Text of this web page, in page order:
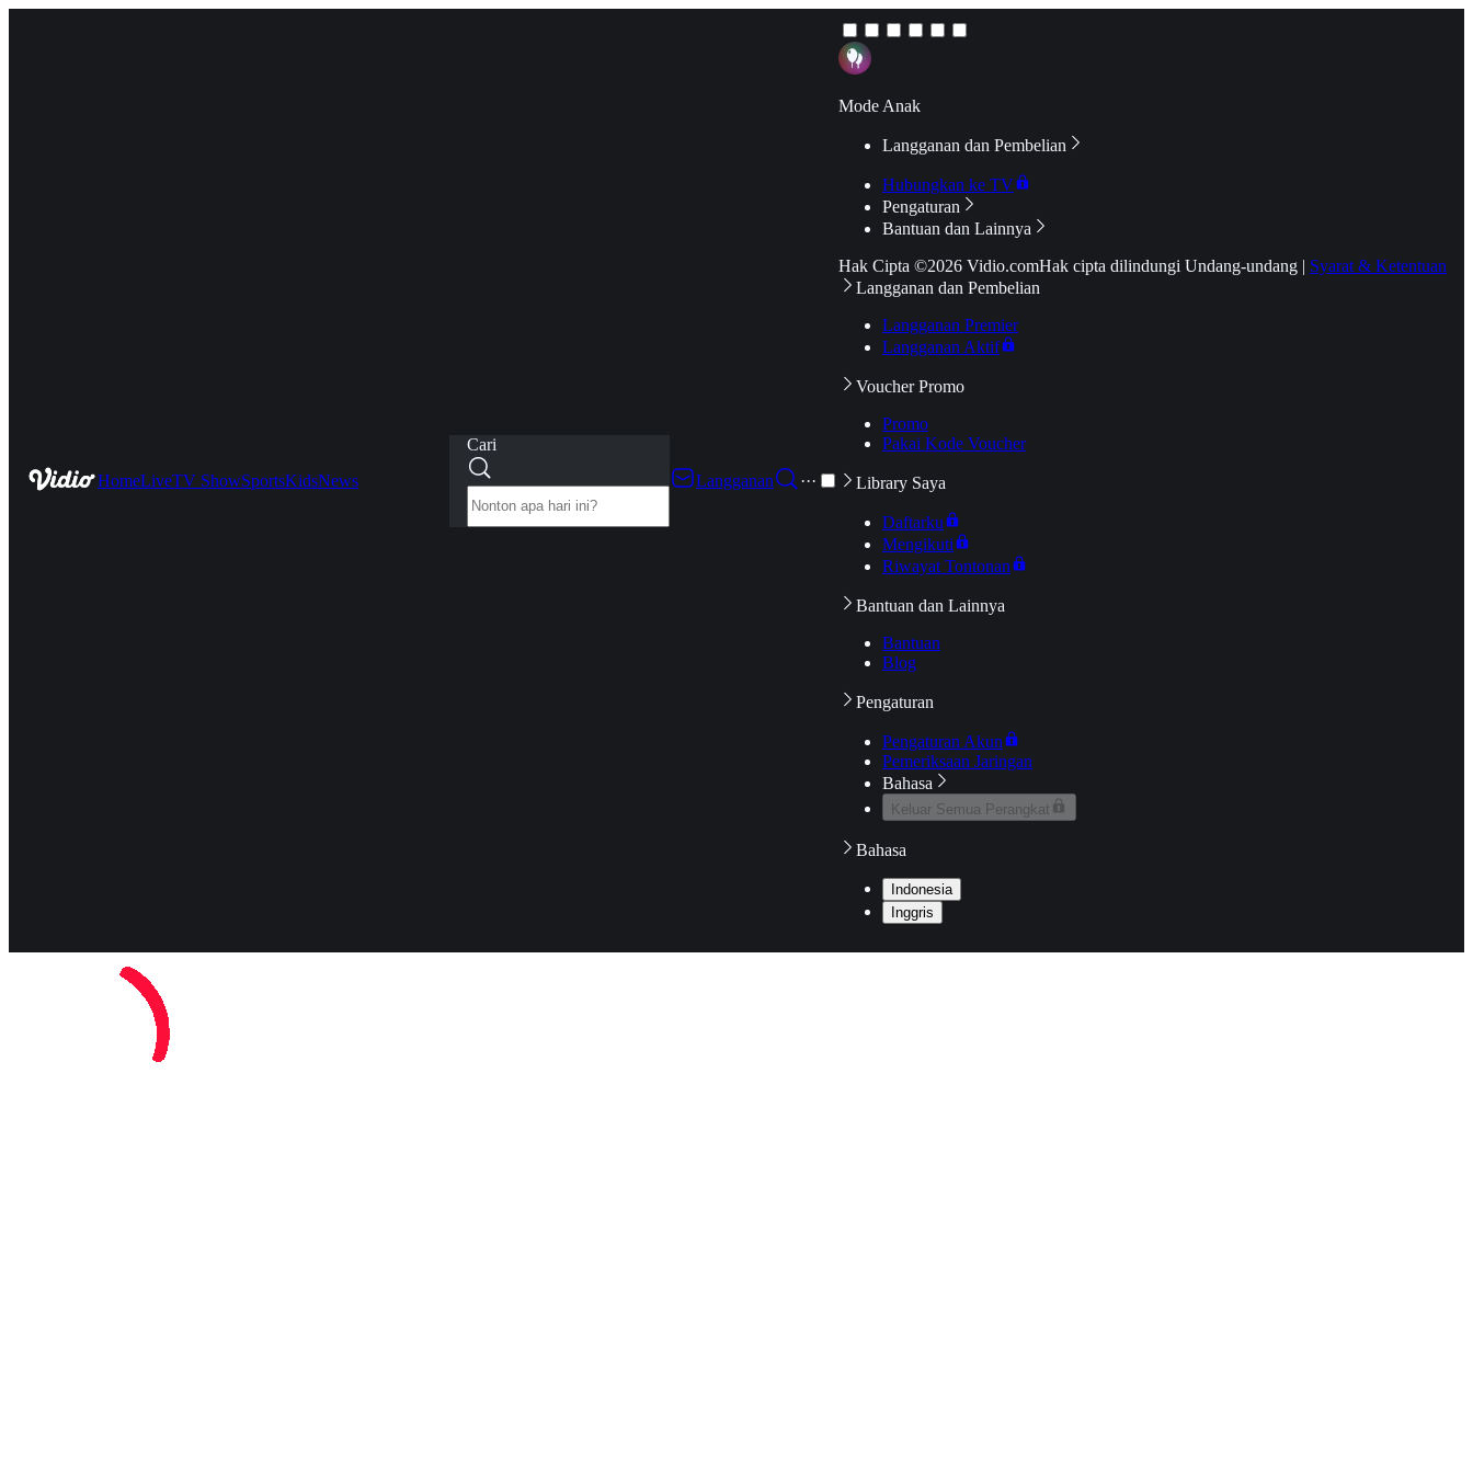
HomeLiveTV ShowSportsKidsNews
Cari
Langganan
···
Mode Anak
Langganan dan Pembelian
Hubungkan ke TV
Pengaturan
Bantuan dan Lainnya
Hak Cipta ©2026 Vidio.comHak cipta dilindungi Undang-undang | Syarat & Ketentuan
Langganan dan Pembelian
Langganan Premier
Langganan Aktif
Voucher Promo
Promo
Pakai Kode Voucher
Library Saya
Daftarku
Mengikuti
Riwayat Tontonan
Bantuan dan Lainnya
Bantuan
Blog
Pengaturan
Pengaturan Akun
Pemeriksaan Jaringan
Bahasa
Keluar Semua Perangkat
Bahasa
Indonesia
Inggris